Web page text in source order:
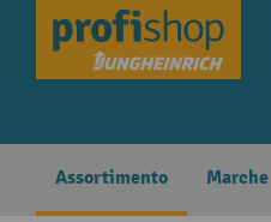
Skip to main navigation
Assortimento Marche